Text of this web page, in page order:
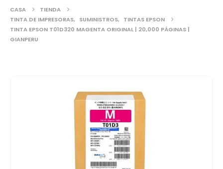
CASA
TIENDA
TINTA DE IMPRESORAS, SUMINISTROS, TINTAS EPSON
TINTA EPSON T01D320 MAGENTA ORIGINAL | 20,000 PÁGINAS |
GIANPERU